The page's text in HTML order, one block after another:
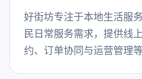
好街坊专注于本地生活服
民日常服务需求，提供线
约、订单协同与运营管理等